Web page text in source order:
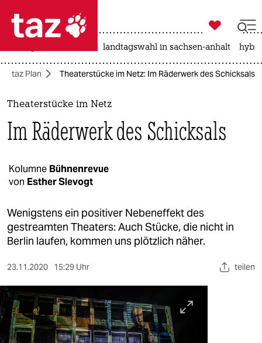
 taz zahl ich
taz zahl ich
themen
politik
gesellschaft
kultur
sport
berlin
nord
wahrheit

taz zahl ich
landtagswahl in sachsen-anhalt
taz Plan Theaterstücke im Netz: Im Räderwerk des Schicksals
Theaterstücke im Netz
Im Räderwerk des Schicksals
Kolumne Bühnenrevue
von Esther Slevogt
Wenigstens ein positiver Nebeneffekt des
gestreamten Theaters: Auch Stücke, die nicht in
Berlin laufen, kommen uns plötzlich näher.
23.11.2020 15:29 Uhr teilen